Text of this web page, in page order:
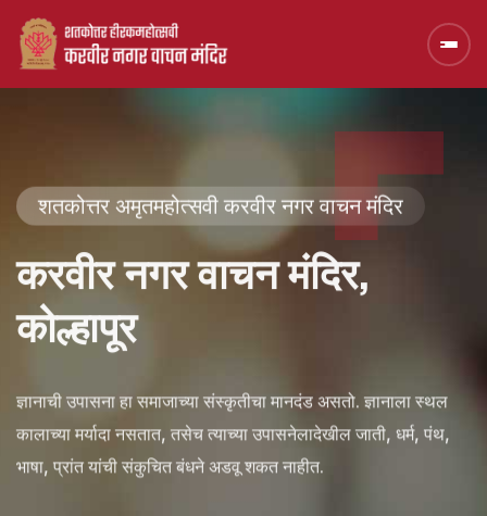
शतकोत्तर अमृतमहोत्सवी करवीर नगर वाचन मंदिर
करवीर नगर वाचन मंदिर,
कोल्हापूर
ज्ञानाची उपासना हा समाजाच्या संस्कृतीचा मानदंड असतो. ज्ञानाला स्थल
कालाच्या मर्यादा नसतात, तसेच त्याच्या उपासनेलादेखील जाती, धर्म, पंथ,
भाषा, प्रांत यांची संकुचित बंधने अडवू शकत नाहीत.